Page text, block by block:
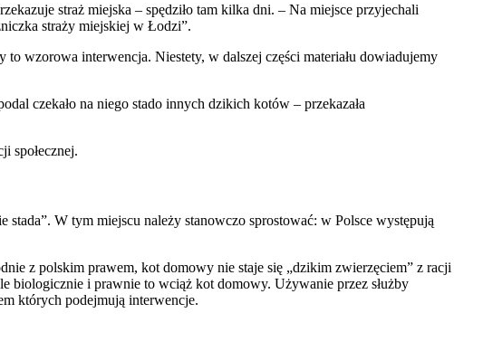
straż miejska – spędziło tam kilka dni. – Na miejsce przyjechali
straży miejskiej w Łodzi”.
to wzorowa interwencja. Niestety, w dalszej części materiału dowiadujemy
czekało na niego stado innych dzikich kotów – przekazała
społecznej.
W tym miejscu należy stanowczo sprostować: w Polsce występują
z polskim prawem, kot domowy nie staje się „dzikim zwierzęciem” z racji
biologicznie i prawnie to wciąż kot domowy. Używanie przez służby
których podejmują interwencje.